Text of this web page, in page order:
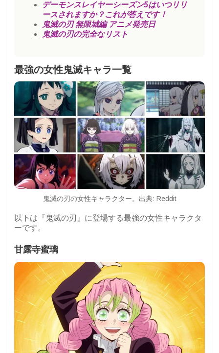
デーモンスレイヤーシーズン5はいつリリ
ースされますか？これが答えです！
鬼滅の刃 無限城編 アニメ発売日
鬼滅の刃の完全なリスト
最強の女性鬼滅キャラ一覧
鬼滅の刃の女性キャラクター。出典: Reddit
以下は『鬼滅の刃』に登場する最強の女性キャラクタ
ーです。
甘露寺蜜璃